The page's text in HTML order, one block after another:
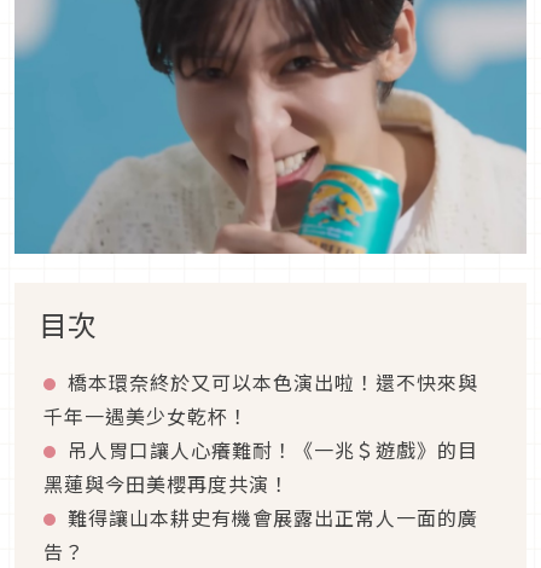
目次
橋本環奈終於又可以本色演出啦！還不快來與
千年一遇美少女乾杯！
吊人胃口讓人心癢難耐！《一兆＄遊戲》的目
黑蓮與今田美櫻再度共演！
難得讓山本耕史有機會展露出正常人一面的廣
告？